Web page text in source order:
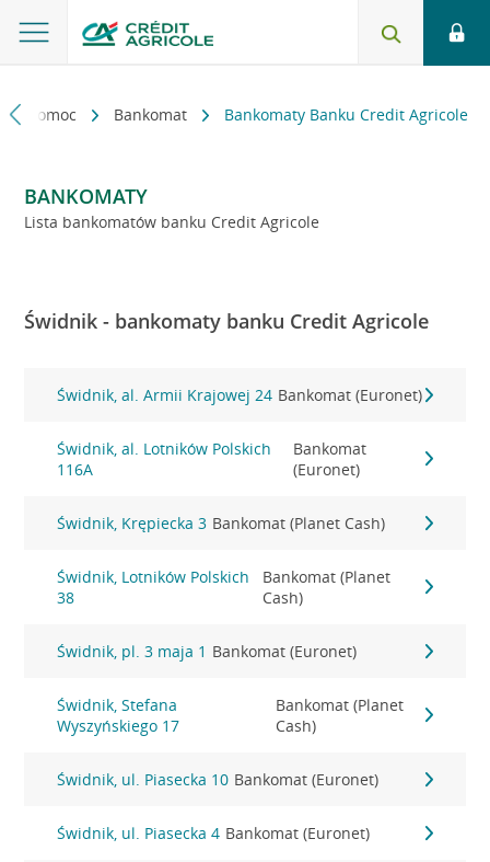
i pomoc Bankomat Bankomaty Banku Credit Agricole
BANKOMATY
Lista bankomatów banku Credit Agricole
Świdnik - bankomaty banku Credit Agricole
Świdnik, al. Armii Krajowej 24 Bankomat (Euronet)
Świdnik, al. Lotników Polskich
116A
Bankomat
(Euronet)
Świdnik, Krępiecka 3 Bankomat (Planet Cash)
Świdnik, Lotników Polskich
38
Bankomat (Planet
Cash)
Świdnik, pl. 3 maja 1 Bankomat (Euronet)
Świdnik, Stefana
Wyszyńskiego 17
Bankomat (Planet
Cash)
Świdnik, ul. Piasecka 10 Bankomat (Euronet)
Świdnik, ul. Piasecka 4 Bankomat (Euronet)